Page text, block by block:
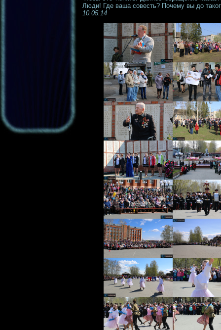
Люди! Где ваша совесть? Почему вы до
10.05.14